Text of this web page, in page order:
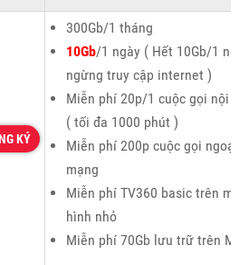
KÝ
300Gb/1 tháng
10Gb/1 ngày ( Hết 10Gb/1
ngừng truy cập internet )
Miễn phí 20p/1 cuộc gọi nội
( tối đa 1000 phút )
Miễn phí 200p cuộc gọi ngoại
mạng
Miễn phí TV360 basic trên
hình nhỏ
Miễn phí 70Gb lưu trữ trên